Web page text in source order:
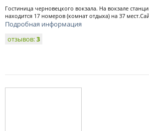
Гостиница черновецкого вокзала. На вокзале
находится 17 номеров (комнат отдыха) на 37
Подробная информация
отзывов:3